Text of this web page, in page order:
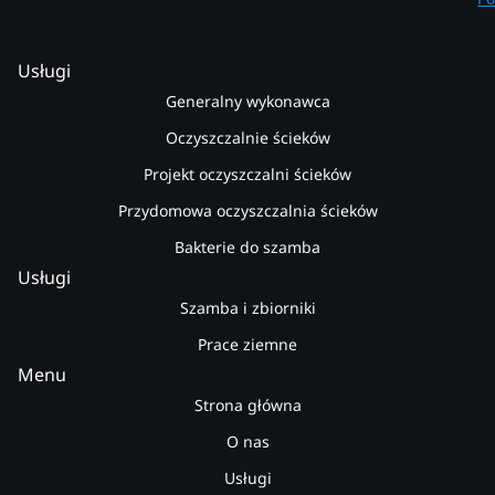
Usługi
Generalny wykonawca
Oczyszczalnie ścieków
Projekt oczyszczalni ścieków
Przydomowa oczyszczalnia ścieków
Bakterie do szamba
Usługi
Szamba i zbiorniki
Prace ziemne
Menu
Strona główna
O nas
Usługi